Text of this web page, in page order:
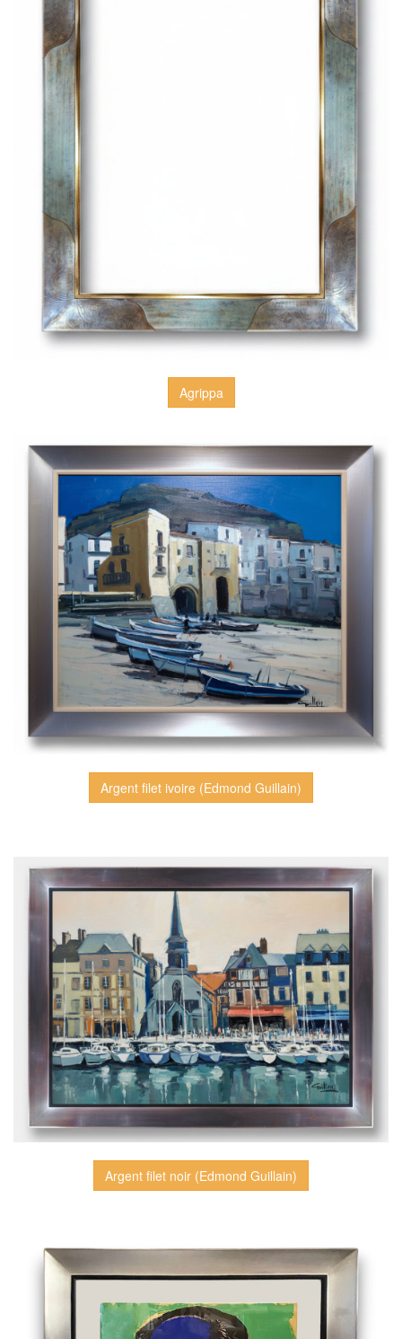
Agrippa
Argent filet ivoire (Edmond Guillain)
Argent filet noir (Edmond Guillain)